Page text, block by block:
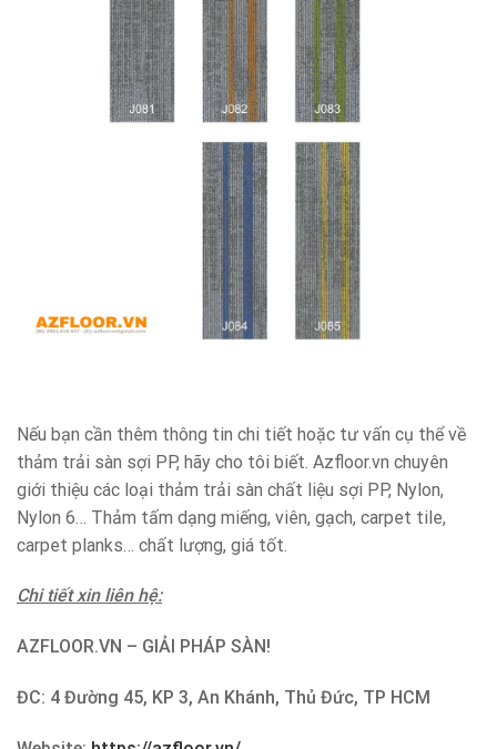
Nếu bạn cần thêm thông tin chi tiết hoặc tư vấn cụ thể về
thảm trải sàn sợi PP, hãy cho tôi biết. Azfloor.vn chuyên
giới thiệu các loại thảm trải sàn chất liệu sợi PP, Nylon,
Nylon 6… Thảm tấm dạng miếng, viên, gạch, carpet tile,
carpet planks… chất lượng, giá tốt.
Chi tiết xin liên hệ:
AZFLOOR.VN – GIẢI PHÁP SÀN!
ĐC: 4 Đường 45, KP 3, An Khánh, Thủ Đức, TP HCM